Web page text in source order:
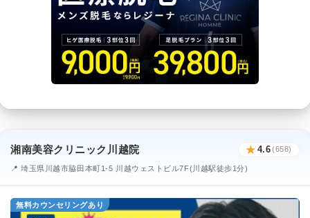
湘南美容クリニック川越院 ★ 4.6(658)
📍 埼玉県川越市脇田本町1-5 川越ウェストビル7F(川越駅徒歩1分)
無料カウンセリングあり